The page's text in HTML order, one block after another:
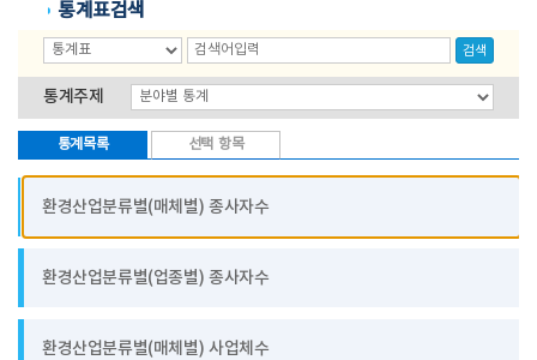
통계표검색
검색
통계주제
통계목록 선택 항목
환경산업분류별(매체별) 종사자수
환경산업분류별(업종별) 종사자수
환경산업분류별(매체별) 사업체수